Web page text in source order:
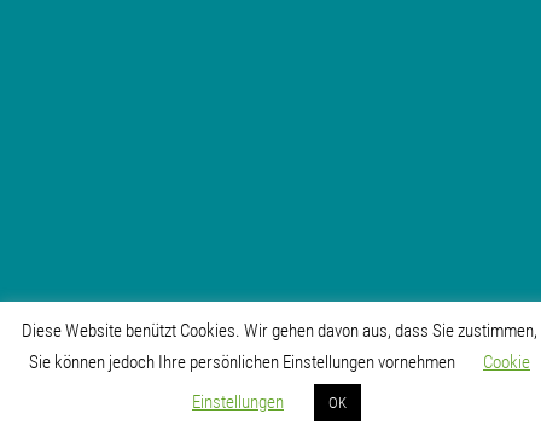
Diese Website benützt Cookies. Wir gehen davon aus, dass Sie zustimmen,
Sie können jedoch Ihre persönlichen Einstellungen vornehmen
Cookie
Einstellungen
OK
Karriere